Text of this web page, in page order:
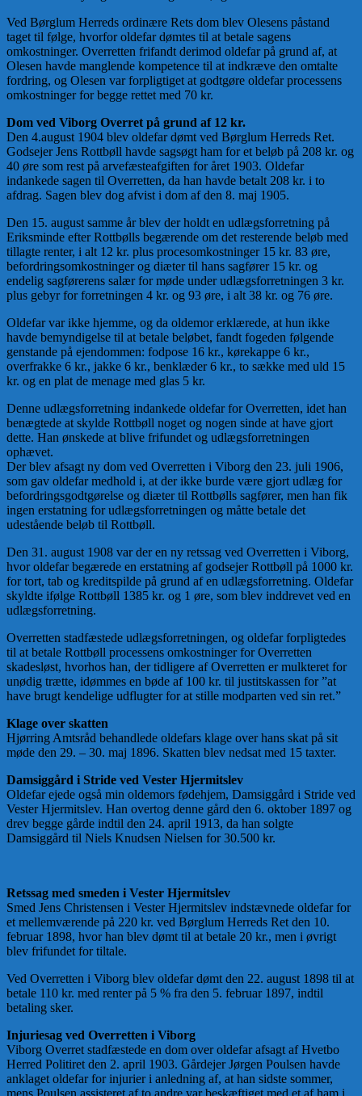
Ved Børglum Herreds ordinære Rets dom blev Olesens påstand
taget til følge, hvorfor oldefar dømtes til at betale sagens
omkostninger. Overretten frifandt derimod oldefar på grund af, at
Olesen havde manglende kompetence til at indkræve den omtalte
fordring, og Olesen var forpligtiget at godtgøre oldefar processens
omkostninger for begge rettet med 70 kr.
Dom ved Viborg Overret på grund af 12 kr.
Den 4.august 1904 blev oldefar dømt ved Børglum Herreds Ret.
Godsejer Jens Rottbøll havde sagsøgt ham for et beløb på 208 kr. og
40 øre som rest på arvefæsteafgiften for året 1903. Oldefar
indankede sagen til Overretten, da han havde betalt 208 kr. i to
afdrag. Sagen blev dog afvist i dom af den 8. maj 1905.
Den 15. august samme år blev der holdt en udlægsforretning på
Eriksminde efter Rottbølls begærende om det resterende beløb med
tillagte renter, i alt 12 kr. plus procesomkostninger 15 kr. 83 øre,
befordringsomkostninger og diæter til hans sagfører 15 kr. og
endelig sagførerens salær for møde under udlægsforretningen 3 kr.
plus gebyr for forretningen 4 kr. og 93 øre, i alt 38 kr. og 76 øre.
Oldefar var ikke hjemme, og da oldemor erklærede, at hun ikke
havde bemyndigelse til at betale beløbet, fandt fogeden følgende
genstande på ejendommen: fodpose 16 kr., kørekappe 6 kr.,
overfrakke 6 kr., jakke 6 kr., benklæder 6 kr., to sække med uld 15
kr. og en plat de menage med glas 5 kr.
Denne udlægsforretning indankede oldefar for Overretten, idet han
benægtede at skylde Rottbøll noget og nogen sinde at have gjort
dette. Han ønskede at blive frifundet og udlægsforretningen
ophævet.
Der blev afsagt ny dom ved Overretten i Viborg den 23. juli 1906,
som gav oldefar medhold i, at der ikke burde være gjort udlæg for
befordringsgodtgørelse og diæter til Rottbølls sagfører, men han fik
ingen erstatning for udlægsforretningen og måtte betale det
udestående beløb til Rottbøll.
Den 31. august 1908 var der en ny retssag ved Overretten i Viborg,
hvor oldefar begærede en erstatning af godsejer Rottbøll på 1000 kr.
for tort, tab og kreditspilde på grund af en udlægsforretning. Oldefar
skyldte ifølge Rottbøll 1385 kr. og 1 øre, som blev inddrevet ved en
udlægsforretning.
Overretten stadfæstede udlægsforretningen, og oldefar forpligtedes
til at betale Rottbøll processens omkostninger for Overretten
skadesløst, hvorhos han, der tidligere af Overretten er mulkteret for
unødig trætte, idømmes en bøde af 100 kr. til justitskassen for ”at
have brugt kendelige udflugter for at stille modparten ved sin ret.”
Klage over skatten
Hjørring Amtsråd behandlede oldefars klage over hans skat på sit
møde den 29. – 30. maj 1896. Skatten blev nedsat med 15 taxter.
Damsiggård i Stride ved Vester Hjermitslev
Oldefar ejede også min oldemors fødehjem, Damsiggård i Stride ved
Vester Hjermitslev. Han overtog denne gård den 6. oktober 1897 og
drev begge gårde indtil den 24. april 1913, da han solgte
Damsiggård til Niels Knudsen Nielsen for 30.500 kr.
Retssag med smeden i Vester Hjermitslev
Smed Jens Christensen i Vester Hjermitslev indstævnede oldefar for
et mellemværende på 220 kr. ved Børglum Herreds Ret den 10.
februar 1898, hvor han blev dømt til at betale 20 kr., men i øvrigt
blev frifundet for tiltale.
Ved Overretten i Viborg blev oldefar dømt den 22. august 1898 til at
betale 110 kr. med renter på 5 % fra den 5. februar 1897, indtil
betaling sker.
Injuriesag ved Overretten i Viborg
Viborg Overret stadfæstede en dom over oldefar afsagt af Hvetbo
Herred Politiret den 2. april 1903. Gårdejer Jørgen Poulsen havde
anklaget oldefar for injurier i anledning af, at han sidste sommer,
mens Poulsen assisteret af to andre var beskæftiget med et af ham i